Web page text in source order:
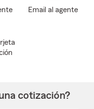
Email al agente
cotización?